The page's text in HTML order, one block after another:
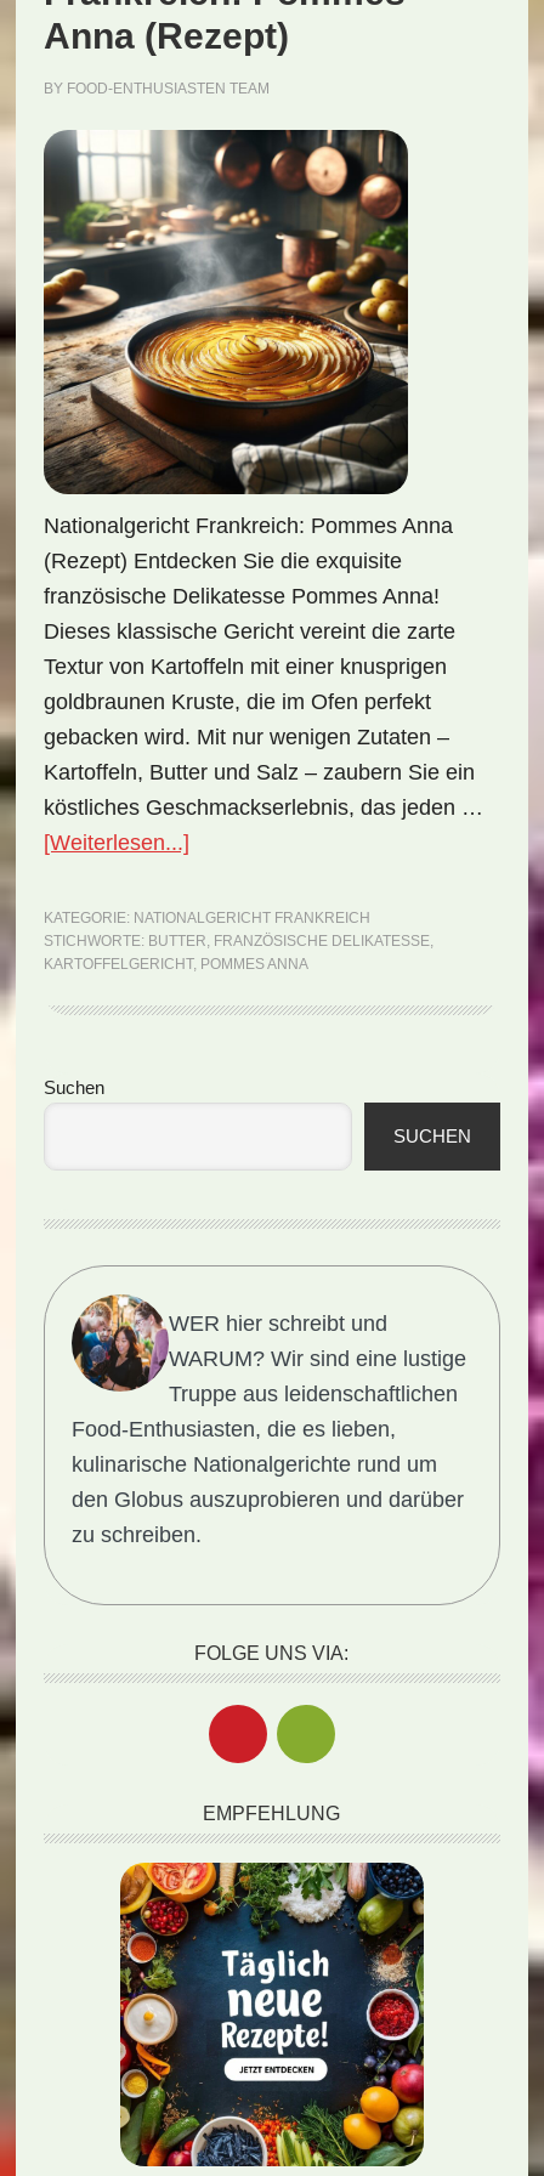
Anna (Rezept)
BY FOOD-ENTHUSIASTEN TEAM
Nationalgericht Frankreich: Pommes Anna
(Rezept) Entdecken Sie die exquisite
französische Delikatesse Pommes Anna!
Dieses klassische Gericht vereint die zarte
Textur von Kartoffeln mit einer knusprigen
goldbraunen Kruste, die im Ofen perfekt
gebacken wird. Mit nur wenigen Zutaten –
Kartoffeln, Butter und Salz – zaubern Sie ein
köstliches Geschmackserlebnis, das jeden …
[Weiterlesen...]ÜberNationalgericht
Pommes
Anna
KATEGORIE: NATIONALGERICHT FRANKREICH
STICHWORTE: BUTTER, FRANZÖSISCHE DELIKATESSE,
KARTOFFELGERICHT, POMMES ANNA
Seitenspalte
Suchen
SUCHEN
WER hier schreibt und
WARUM? Wir sind eine lustige
Truppe aus leidenschaftlichen
Food-Enthusiasten, die es lieben,
kulinarische Nationalgerichte rund um
den Globus auszuprobieren und darüber
zu schreiben.
FOLGE UNS VIA:
EMPFEHLUNG